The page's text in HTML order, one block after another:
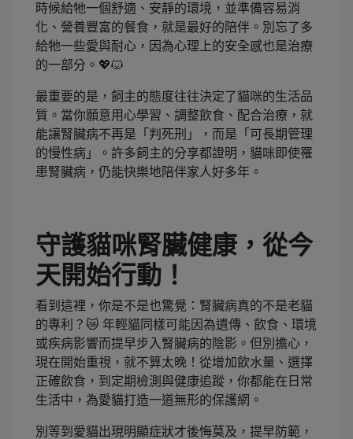
時候給牠一個舒適、安靜的環境，並準備容易消
化、營養豐富的餐食，就是最好的陪伴。別忘了多
給牠一些愛與耐心，因為心理上的安全感也是治療
的一部分。💖🐱
最重要的是，飼主的態度往往決定了貓咪的生活品
質。當你願意用心學習、調整飲食、配合治療，就
能讓腎臟病不再是「判死刑」，而是「可長期管理
的慢性病」。許多飼主的分享都證明，貓咪即使罹
患腎臟病，仍能快樂地陪伴家人好多年。
守護貓咪腎臟健康，從今
天開始行動！
看到這裡，你是不是也驚覺：腎臟病真的不是老貓
的專利？😿 年輕貓同樣可能因為遺傳、飲食、環境
或疾病影響而提早步入腎臟病的陰影。但別擔心，
現在開始重視，就不算太晚！從增加飲水量、選擇
正確飲食，到定期檢測與健康追蹤，你都能在日常
生活中，為愛貓打造一道無形的保護網。
別等到愛貓出現明顯症狀才後悔莫及，提早防範，